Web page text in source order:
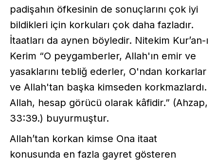
padişahın öfkesinin de sonuçlarını çok iyi
bildikleri için korkuları çok daha fazladır.
İtaatları da aynen böyledir. Nitekim Kur’an-ı
Kerim “O peygamberler, Allah'ın emir ve
yasaklarını tebliğ ederler, O'ndan korkarlar
ve Allah'tan başka kimseden korkmazlardı.
Allah, hesap görücü olarak kâfidir.” (Ahzap,
33:39.) buyurmuştur.
Allah’tan korkan kimse Ona itaat
konusunda en fazla gayret gösteren